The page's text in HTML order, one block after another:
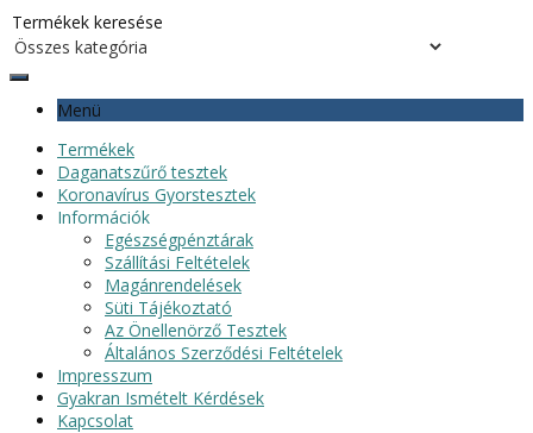
Menü
Termékek
Daganatszűrő tesztek
Koronavírus Gyorstesztek
Információk
Egészségpénztárak
Szállítási Feltételek
Magánrendelések
Süti Tájékoztató
Az Önellenörző Tesztek
Általános Szerződési Feltételek
Impresszum
Gyakran Ismételt Kérdések
Kapcsolat